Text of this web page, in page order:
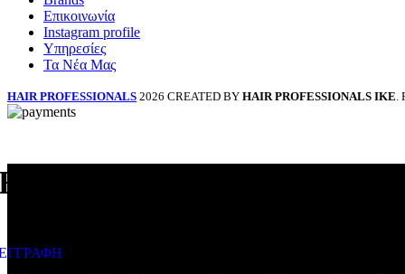
Επικοινωνία
Instagram profile
Υπηρεσίες
Τα Νέα Μας
HAIR PROFESSIONALS 2026 CREATED BY HAIR PROFESSIONALS ΙΚΕ.
επαγγελματίας; Κάνε